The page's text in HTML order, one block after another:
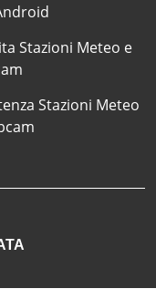
Stazioni Meteo e
Stazioni Meteo